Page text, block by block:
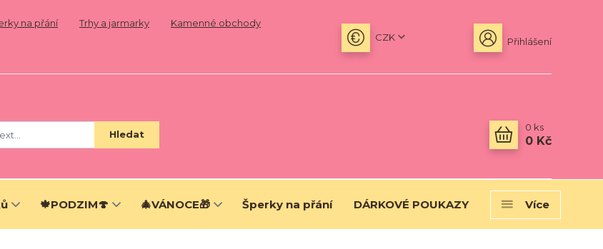
na přání Trhy a jarmarky
Kamenné obchody
CZK
Přihlášení
Hledat
0 ks
0 Kč
🍁PODZIM🍄 🎄VÁNOCE🎁 Šperky na přání DÁRKOVÉ POUKAZY Více